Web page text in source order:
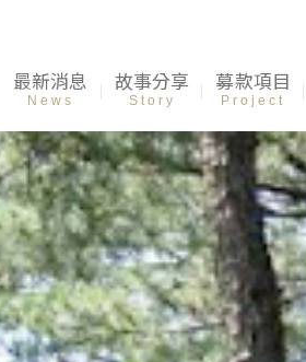
最新消息
News
故事分享
Story
募款項目
Project